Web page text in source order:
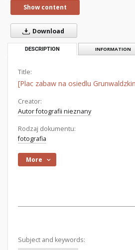
Show content
Download
DESCRIPTION INFORMATION
Title:
[Plac zabaw na osiedlu
Creator:
Autor fotografii nieznany
Rodzaj dokumentu:
fotografia
More
Subject and keywords: